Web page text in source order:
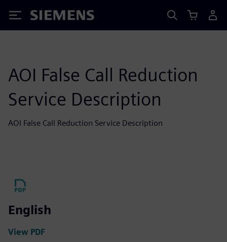
Siemens
AOI False Call Reduction
Service Description
AOI False Call Reduction Service Description
English
View PDF